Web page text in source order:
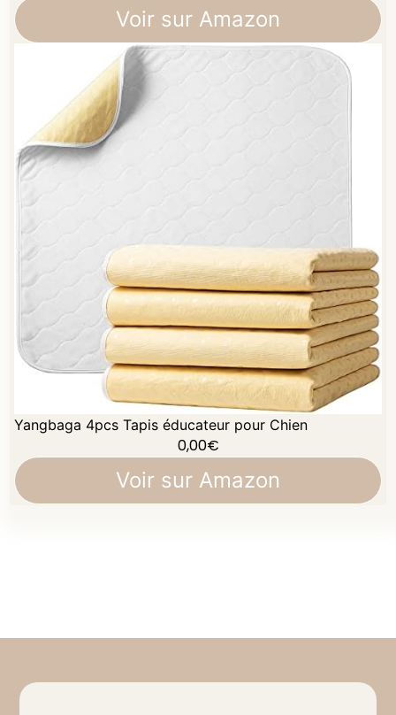
Voir sur Amazon
Yangbaga 4pcs Tapis éducateur pour Chien
0,00€
Voir sur Amazon